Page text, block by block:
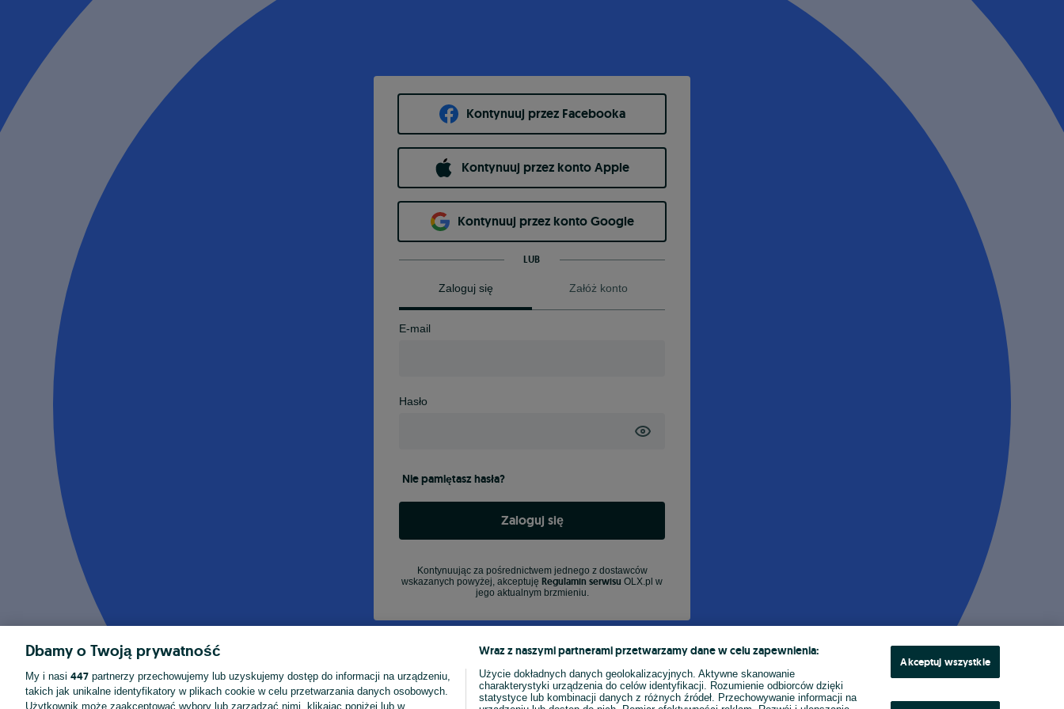
Kontynuuj przez Facebooka
Kontynuuj przez konto Apple
Kontynuuj przez konto Google
LUB
Zaloguj się Załóż konto
E-mail
Hasło
Nie pamiętasz hasła?
Zaloguj się
Kontynuując za pośrednictwem jednego z dostawców
wskazanych powyżej, akceptuję Regulamin serwisu OLX.pl w
jego aktualnym brzmieniu.
Dbamy o Twoją prywatność
My i nasi 447 partnerzy przechowujemy lub uzyskujemy dostęp do informacji na urządzeniu,
takich jak unikalne identyfikatory w plikach cookie w celu przetwarzania danych osobowych.
Użytkownik może zaakceptować wybory lub zarządzać nimi, klikając poniżej lub w
Wraz z naszymi partnerami przetwarzamy dane w celu zapewnienia:
Użycie dokładnych danych geolokalizacyjnych. Aktywne skanowanie
charakterystyki urządzenia do celów identyfikacji. Rozumienie odbiorców dzięki
statystyce lub kombinacji danych z różnych źródeł. Przechowywanie informacji na
Akceptuj wszystkie